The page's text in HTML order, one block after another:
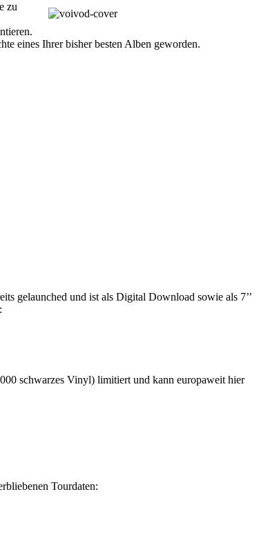
zu
eines Ihrer bisher besten Alben geworden.
gelaunched und ist als Digital Download sowie als 7’’
schwarzes Vinyl) limitiert und kann europaweit hier
Tourdaten: